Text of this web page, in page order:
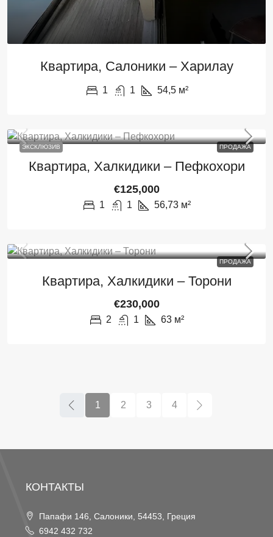
Квартира, Салоники – Харилау
1 1 54,5 м²
ЭКСКЛЮЗИВ ПРОДАЖА
Квартира, Халкидики – Пефкохори
€125,000
1 1 56,73 м²
ПРОДАЖА
Квартира, Халкидики – Торони
€230,000
2 1 63 м²
1 2 3 4
КОНТАКТЫ
Папафи 146, Салоники, 54453, Греция
6942 432 732